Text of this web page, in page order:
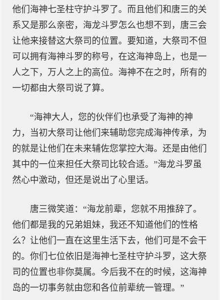
他们海神七圣柱守护斗罗了。而且他们和唐三的关
系又是那么亲密，海龙斗罗怎么也想不到，唐三会
让他来接替这大祭司的位置。要知道，大祭司不但
可以拥有海神斗罗的称号，在这海神岛上，也是一
人之下，万人之上的高位。海神不在之时，所有的
一切都由大祭司说了算。
“海神大人，您的伙伴们也承受了海神的神
力，当初大祭司让他们来辅助您完成海神传承，为
的就是让他们在未来辅佐您掌控大海。还是由他们
其中的一位来担任大祭司比较合适。”海龙斗罗虽
然心中激动，但还是说出了心里话。
唐三微笑道：“海龙前辈，您就不用推辞了。
他们都是我的兄弟姐妹，我还不知道他们的性格
么？让他们一直在这里生活下去，他们可是不会干
的。你们七位依旧是海神七圣柱守护斗罗，这大祭
司的位置也非你莫属。今后我不在的时候，这海神
岛的一切事务就由您和各位前辈统一管理。”